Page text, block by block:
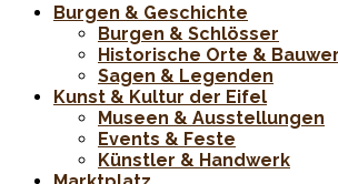
Burgen & Geschichte
Burgen & Schlösser
Historische Orte &
Sagen & Legenden
Kunst & Kultur der Eifel
Museen & Ausstellungen
Events & Feste
Künstler & Handwerk